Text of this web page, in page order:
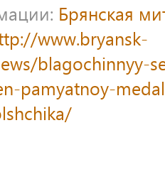
Брянская
www.bryansk-
blagochinnyy-
pamyatnoy-